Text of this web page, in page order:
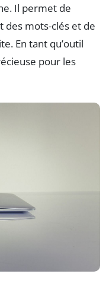
Il permet de
des mots-clés et de
En tant qu’outil
pour les